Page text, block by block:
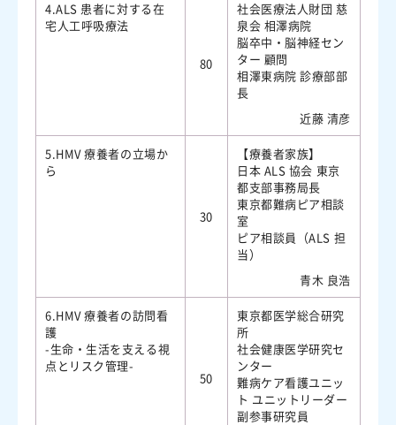
4.ALS 患者に対する在
宅人工呼吸療法
80
社会医療法人財団 慈
泉会 相澤病院
脳卒中・脳神経セン
ター 顧問
相澤東病院 診療部部
長
近藤 清彦
5.HMV 療養者の立場か
ら
30
【療養者家族】
日本 ALS 協会 東京
都支部事務局長
東京都難病ピア相談
室
ピア相談員（ALS 担
当）
青木 良浩
6.HMV 療養者の訪問看
護
-生命・生活を支える視
点とリスク管理-
50
東京都医学総合研究
所
社会健康医学研究セ
ンター
難病ケア看護ユニッ
ト ユニットリーダー
副参事研究員